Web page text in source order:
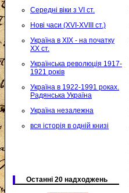
Середні віки з VI ст.
Нові часи (XVI-XVIII ст.)
Україна в XIX - на початку
XX ст.
Українська революція 1917-
1921 років
Україна в 1922-1991 роках.
Радянська Україна
Україна незалежна
вся історія в одній книзі
Останні 20 надходжень